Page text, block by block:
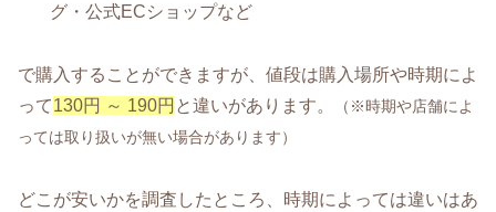
グ・公式ECショップなど
で購入することができますが、値段は購入場所や時期によ
って130円 ～ 190円 と違いがあります。
（※時期や店舗によ
っては取り扱いが無い場合があります）
どこが安いかを調査したところ、時期によっては違いはあ